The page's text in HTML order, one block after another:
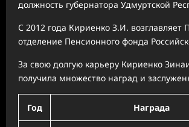
должность губернатора Удмуртской
С 2012 года Кириенко З.И. возглавляет
отделение Пенсионного фонда
За свою долгую карьеру Кириенко
получила множество наград и
Год Награда